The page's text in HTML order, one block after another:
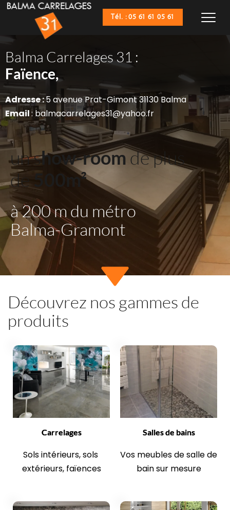
Tél. : 05 61 61 05 61
Balma Carrelages 31 :
Faïence,
Sanitaires,
Adresse : 5 avenue Prat-Gimont 31130 Balma
Email : balmacarrelages31@yahoo.fr
un show-room de plus
de 500m²
à 200 m du métro
Balma-Gramont
Découvrez nos gammes de
produits
Carrelages
Sols intérieurs, sols
extérieurs, faïences
Salles de bains
Vos meubles de salle de
bain sur mesure